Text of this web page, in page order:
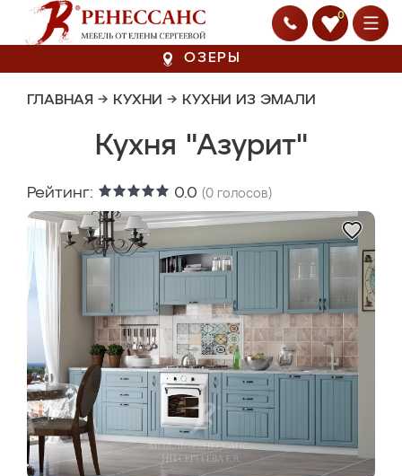
0
ОЗЕРЫ
ГЛАВНАЯ → КУХНИ → КУХНИ ИЗ ЭМАЛИ
Кухня "Азурит"
Рейтинг: 0.0 (0 голосов)